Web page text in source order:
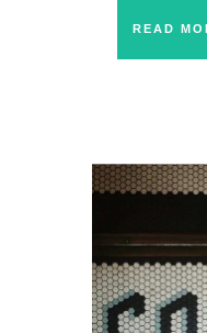
READ